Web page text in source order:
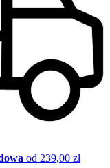
od 239,00 zł